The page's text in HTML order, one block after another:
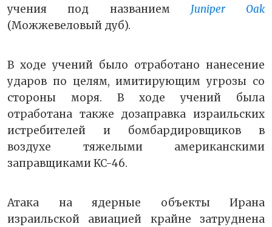
учения под названием Juniper Oak
(Можжевеловый дуб).
В ходе учений было отработано нанесение
ударов по целям, имитирующим угрозы со
стороны моря. В ходе учений была
отработана также дозаправка израильских
истребителей и бомбардировщиков в
воздухе тяжелыми американскими
заправщиками KC-46.
Атака на ядерные объекты Ирана
израильской авиацией крайне затруднена